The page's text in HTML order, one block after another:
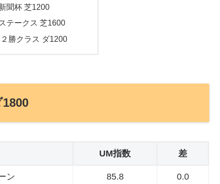
聞杯 芝1200
テークス 芝1600
勝クラス ダ1200
UM指数 差
ン 85.8 0.0